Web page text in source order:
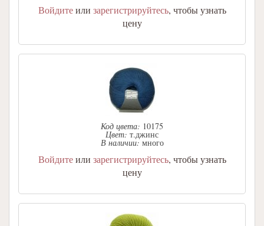
Войдитеили зарегистрируйтесь, чтобы узнать
цену
Код цвета: 10175
Цвет: т.джинс
В наличии: много
Войдитеили зарегистрируйтесь, чтобы узнать
цену